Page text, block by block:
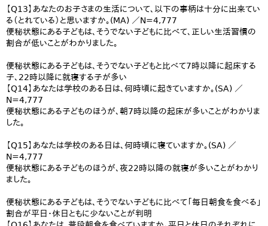
【Q13】あなたのお子さまの生活について、以下の事柄は十分に出来てい
る（とれている）と思いますか。(MA) ／N=4,777
便秘状態にある子どもは、そうでない子どもに比べて、正しい生活習慣の
割合が低いことがわかりました。
便秘状態にある子どもは、そうでない子どもと比べて7時以降に起床する
子、22時以降に就寝する子が多い
【Q14】あなたは学校のある日は、何時頃に起きていますか。(SA) ／
N=4,777
便秘状態にある子どものほうが、朝7時以降の起床が多いことがわかりま
した。
【Q15】あなたは学校のある日は、何時頃に寝ていますか。(SA) ／
N=4,777
便秘状態にある子どものほうが、夜22時以降の就寝が多いことがわかり
ました。
便秘状態にある子どもは、そうでない子どもに比べて「毎日朝食を食べる」
割合が平日・休日ともに少ないことが判明